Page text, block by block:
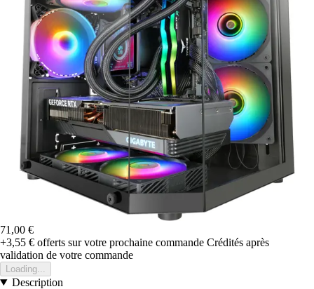
71,00 €
+3,55 € offerts sur votre prochaine commande Crédités après
validation de votre commande
Loading...
Description